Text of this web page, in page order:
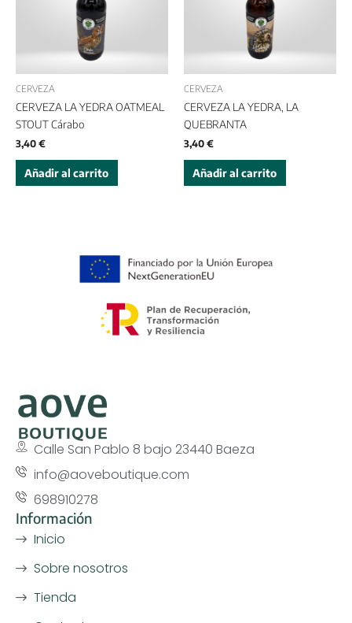
CERVEZA
CERVEZA LA YEDRA OATMEAL
STOUT Cárabo
3,40€
Añadir al carrito
CERVEZA
CERVEZA LA YEDRA, LA
QUEBRANTA
3,40€
Añadir al carrito
Calle San Pablo 8 bajo 23440 Baeza
info@aoveboutique.com
698910278
Información
Inicio
Sobre nosotros
Tienda